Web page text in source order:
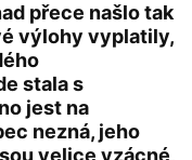
přece našlo tak
výlohy vyplatily,
stala s
jest na
nezná, jeho
velice vzácné,